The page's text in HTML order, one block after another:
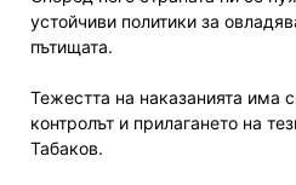
устойчиви политики за
пътищата.
Тежестта на наказанията има
контролът и прилагането на
Табаков.